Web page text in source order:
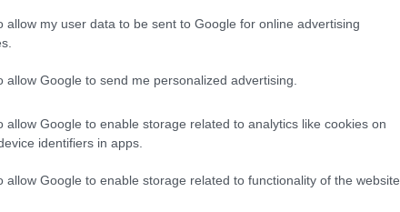
allow my user data to be sent to Google for online advertising
allow Google to send me personalized advertising.
allow Google to enable storage related to analytics like cookies on
identifiers in apps.
allow Google to enable storage related to functionality of the website
teljes színpompájában tekinthessük meg
~ billentyűt kell lenyomnunk, amelyik pont a Tab